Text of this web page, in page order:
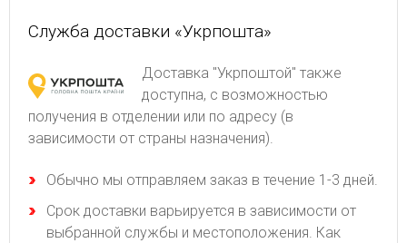
Служба доставки «Укрпошта»
Доставка "Укрпоштой" также
доступна, с возможностью
получения в отделении или по адресу (в
зависимости от страны назначения).
Обычно мы отправляем заказ в течение 1-3 дней.
Срок доставки варьируется в зависимости от
выбранной службы и местоположения. Как